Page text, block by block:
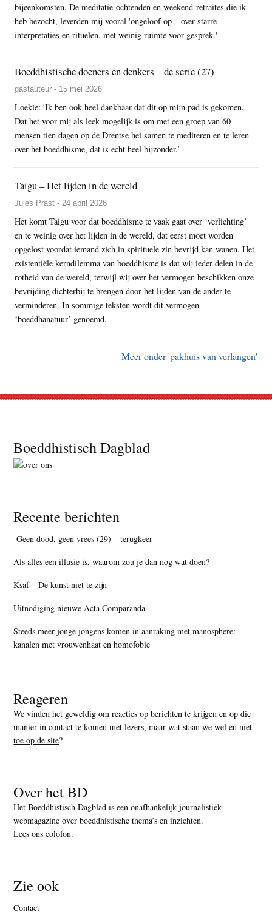
bijeenkomsten. De meditatie-ochtenden en weekend-retraites die ik
heb bezocht, leverden mij vooral 'ongeloof op – over starre
interpretaties en rituelen, met weinig ruimte voor gesprek.'
Boeddhistische doeners en denkers – de serie (27)
gastauteur - 15 mei 2026
Loekie: 'Ik ben ook heel dankbaar dat dit op mijn pad is gekomen.
Dat het voor mij als leek mogelijk is om met een groep van 60
mensen tien dagen op de Drentse hei samen te mediteren en te leren
over het boeddhisme, dat is echt heel bijzonder.’
Taigu – Het lijden in de wereld
Jules Prast - 24 april 2026
Het komt Taigu voor dat boeddhisme te vaak gaat over ‘verlichting’
en te weinig over het lijden in de wereld, dat eerst moet worden
opgelost voordat iemand zich in spirituele zin bevrijd kan wanen. Het
existentiële kerndilemma van boeddhisme is dat wij ieder delen in de
rotheid van de wereld, terwijl wij over het vermogen beschikken onze
bevrijding dichterbij te brengen door het lijden van de ander te
verminderen. In sommige teksten wordt dit vermogen
‘boeddhanatuur’ genoemd.
Meer onder 'pakhuis van verlangen'
Footer
Boeddhistisch Dagblad
Recente berichten
Geen dood, geen vrees (29) – terugkeer
Als alles een illusie is, waarom zou je dan nog wat doen?
Ksaf – De kunst niet te zijn
Uitnodiging nieuwe Acta Comparanda
Steeds meer jonge jongens komen in aanraking met manosphere:
kanalen met vrouwenhaat en homofobie
Reageren
We vinden het geweldig om reacties op berichten te krijgen en op die
manier in contact te komen met lezers, maarwat staan we wel en niet
toe op de site?
Over het BD
Het Boeddhistisch Dagblad is een onafhankelijk journalistiek
webmagazine over boeddhistische thema’s en inzichten.
Lees ons colofon.
Zie ook
Contact